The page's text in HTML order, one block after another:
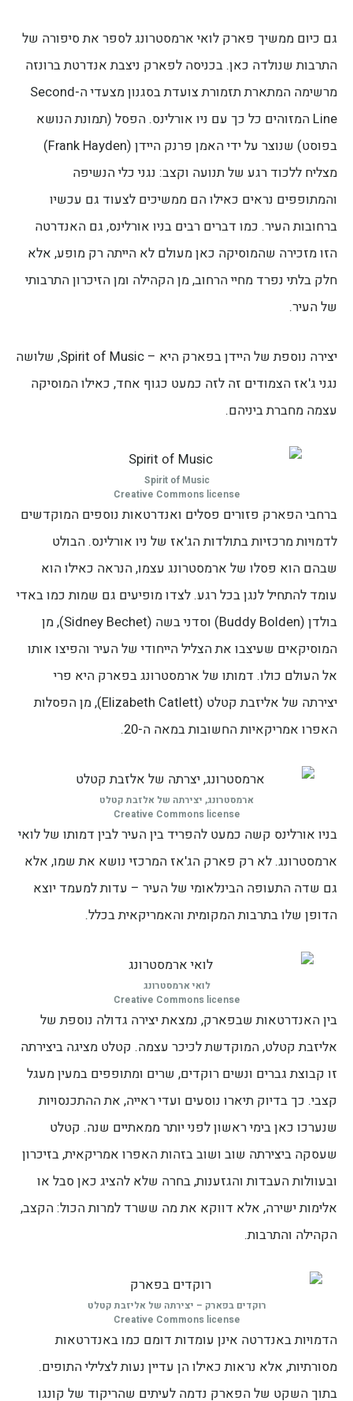
גם כיום ממשיך פארק לואי ארמסטרונג לספר את סיפורה של
התרבות שנולדה כאן. בכניסה לפארק ניצבת אנדרטת ברונזה
מרשימה המתארת תזמורת צועדת בסגנון מצעדי ה-Second
Line המזוהים כל כך עם ניו אורלינס. הפסל (תמונת הנושא
בפוסט) שנוצר על ידי האמן פרנק היידן (Frank Hayden)
מצליח ללכוד רגע של תנועה וקצב: נגני כלי הנשיפה
והמתופפים נראים כאילו הם ממשיכים לצעוד גם עכשיו
ברחובות העיר. כמו דברים רבים בניו אורלינס, גם האנדרטה
הזו מזכירה שהמוסיקה כאן מעולם לא הייתה רק מופע, אלא
חלק בלתי נפרד מחיי הרחוב, מן הקהילה ומן הזיכרון התרבותי
של העיר.
יצירה נוספת של היידן בפארק היא – Spirit of Music, שלושה
נגני ג'אז הצמודים זה לזה כמעט כגוף אחד, כאילו המוסיקה
עצמה מחברת ביניהם.
Spirit of Music
Creative Commons license
ברחבי הפארק פזורים פסלים ואנדרטאות נוספים המוקדשים
לדמויות מרכזיות בתולדות הג'אז של ניו אורלינס. הבולט
שבהם הוא פסלו של ארמסטרונג עצמו, הנראה כאילו הוא
עומד להתחיל לנגן בכל רגע. לצדו מופיעים גם שמות כמו באדי
בולדן (Buddy Bolden) וסדני בשה (Sidney Bechet), מן
המוסיקאים שעיצבו את הצליל הייחודי של העיר והפיצו אותו
אל העולם כולו. דמותו של ארמסטרונג בפארק היא פרי
יצירתה של אליזבת קטלט (Elizabeth Catlett), מן הפסלות
האפרו אמריקאיות החשובות במאה ה-20.
ארמסטרונג, יצירתה של אלזבת קטלט
Creative Commons license
בניו אורלינס קשה כמעט להפריד בין העיר לבין דמותו של לואי
ארמסטרונג. לא רק פארק הג'אז המרכזי נושא את שמו, אלא
גם שדה התעופה הבינלאומי של העיר – עדות למעמד יוצא
הדופן שלו בתרבות המקומית והאמריקאית בכלל.
לואי ארמסטרונג
Creative Commons license
בין האנדרטאות שבפארק, נמצאת יצירה גדולה נוספת של
אליזבת קטלט, המוקדשת לכיכר עצמה. קטלט מציגה ביצירתה
זו קבוצת גברים ונשים רוקדים, שרים ומתופפים במעין מעגל
קצבי. כך בדיוק תיארו נוסעים ועדי ראייה, את ההתכנסויות
שנערכו כאן בימי ראשון לפני יותר ממאתיים שנה. קטלט
שעסקה ביצירתה שוב ושוב בזהות האפרו אמריקאית, בזיכרון
ובעוולות העבדות והגזענות, בחרה שלא להציג כאן סבל או
אלימות ישירה, אלא דווקא את מה ששרד למרות הכול: הקצב,
הקהילה והתרבות.
רוקדים בפארק – יצירתה של אליזבת קטלט
Creative Commons license
הדמויות באנדרטה אינן עומדות דומם כמו באנדרטאות
מסורתיות, אלא נראות כאילו הן עדיין נעות לצלילי התופים.
בתוך השקט של הפארק נדמה לעיתים שהריקוד של קונגו